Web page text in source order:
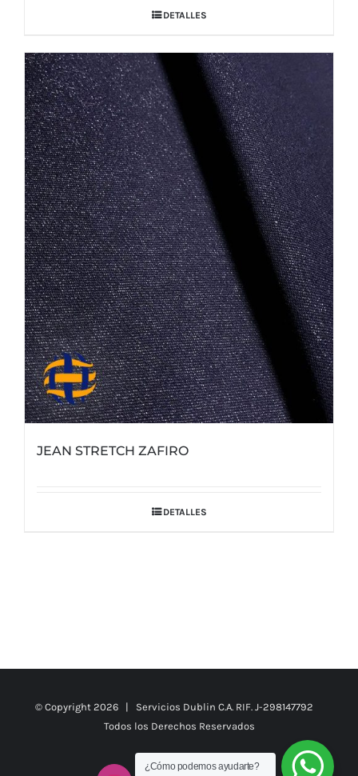
DETALLES
JEAN STRETCH ZAFIRO
DETALLES
© Copyright 2026 | Servicios Dublin C.A. RIF. J-298147792
Todos los Derechos Reservados
¿Cómo podemos ayudarte?